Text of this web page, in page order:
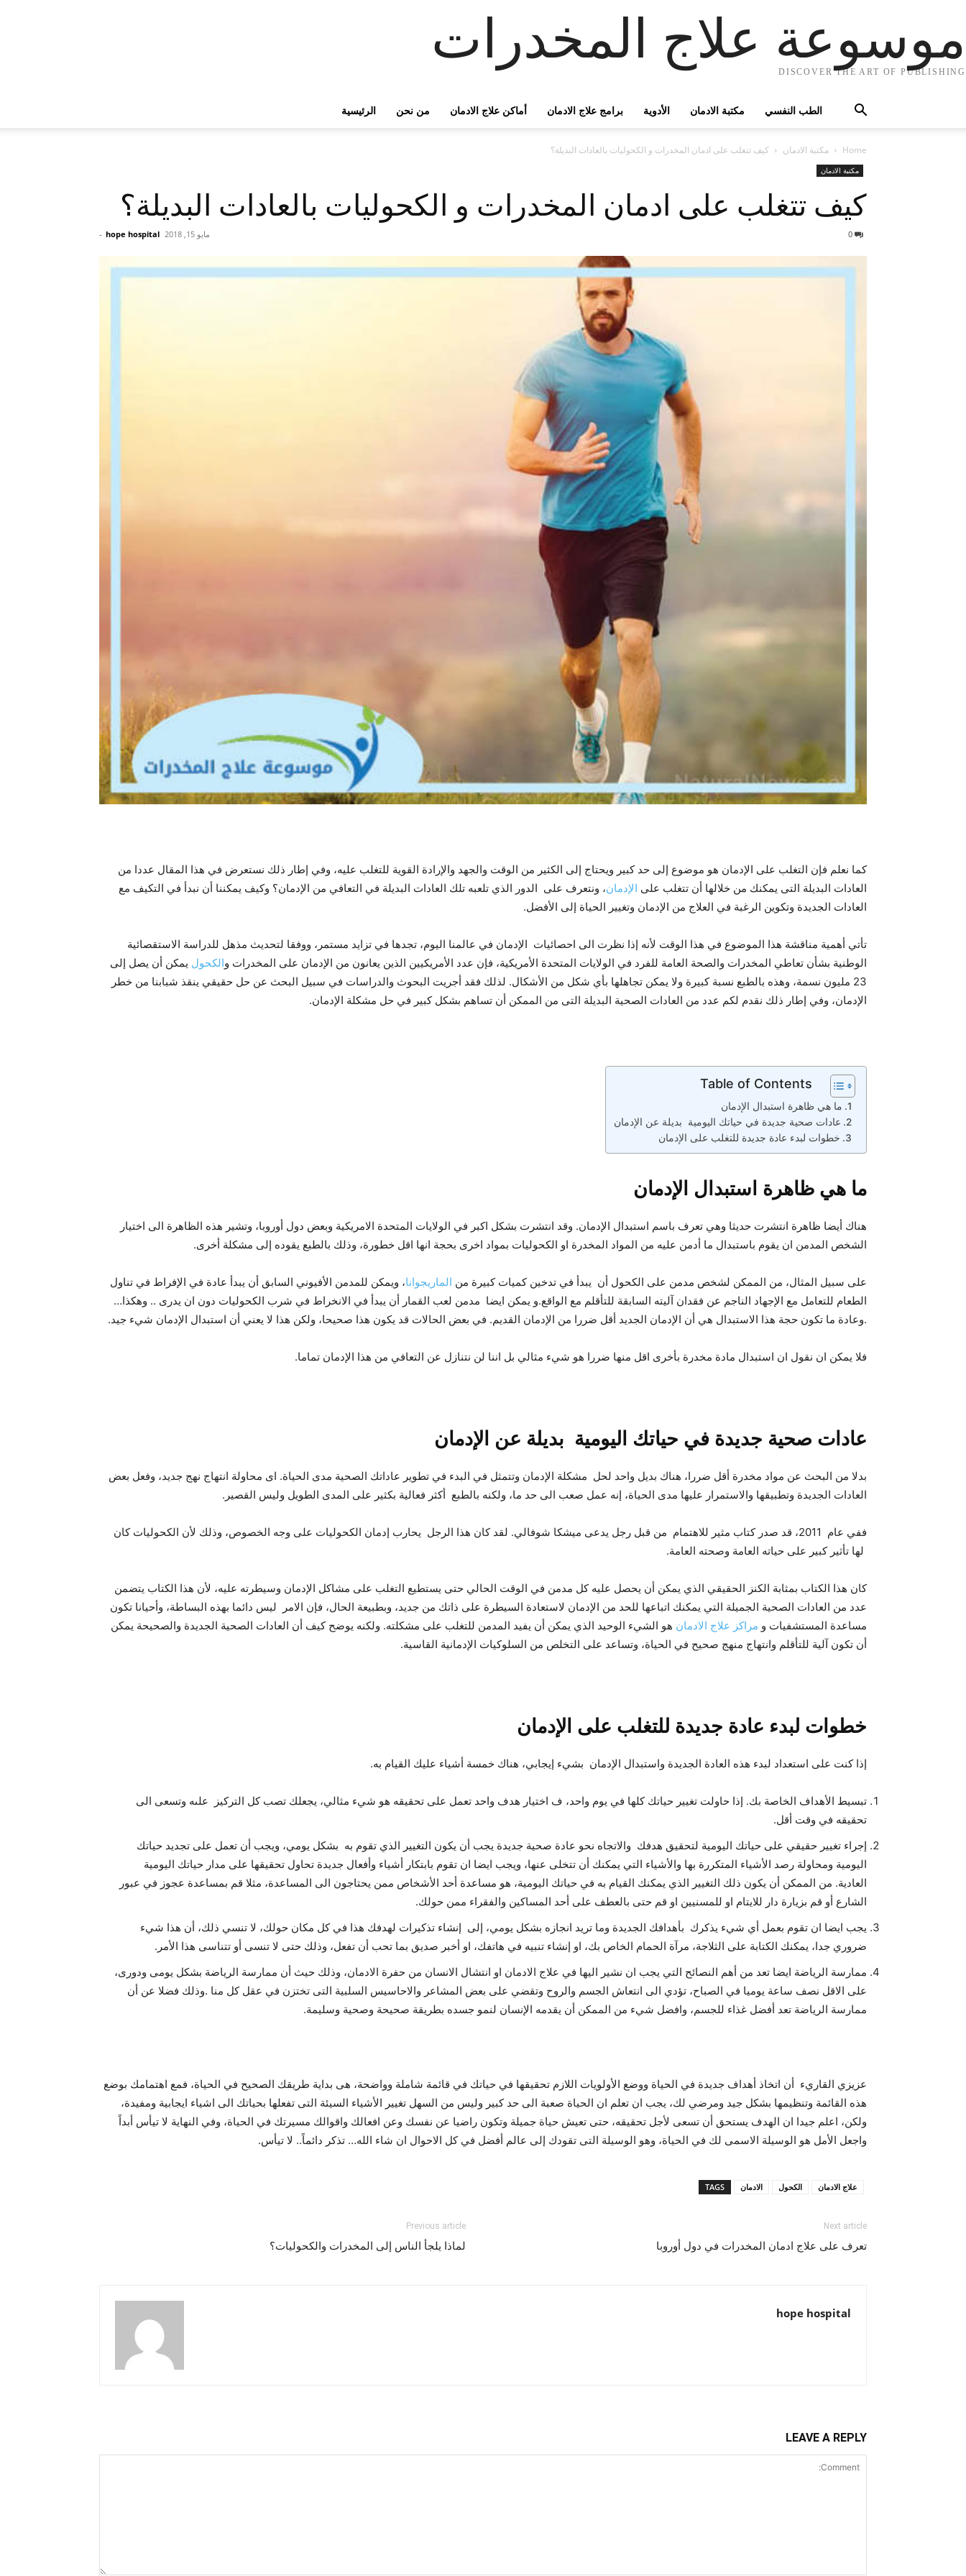
موسوعة علاج المخدرات
DISCOVER THE ART OF PUBLISHING
الرئيسية من نحن أماكن علاج الادمان برامج علاج الادمان الأدوية مكتبة الادمان الطب النفسي
Home مكتبة الادمان كيف تتغلب على ادمان المخدرات و الكحوليات بالعادات البديلة؟
مكتبة الادمان
كيف تتغلب على ادمان المخدرات و الكحوليات بالعادات البديلة؟
hope hospital
- مايو 15, 2018
كما نعلم فإن التغلب على الإدمان هو موضوع إلى حد كبير ويحتاج إلى الكثير من الوقت والجهد والإرادة القوية للتغلب عليه، وفي إطار ذلك نستعرض في هذا المقال عددا من
العادات البديلة التى يمكنك من خلالها أن تتغلب على الإدمان، ونتعرف على الدور الذي تلعبه تلك العادات البديلة في التعافي من الإدمان؟ وكيف يمكننا أن نبدأ في التكيف مع
العادات الجديدة وتكوين الرغبة في العلاج من الإدمان وتغيير الحياة إلى الأفضل.
تأتي أهمية مناقشة هذا الموضوع في هذا الوقت لأنه إذا نظرت الى احصائيات الإدمان في عالمنا اليوم، تجدها في تزايد مستمر، ووفقا لتحديث مذهل للدراسة الاستقصائية
الوطنية بشأن تعاطي المخدرات والصحة العامة للفرد في الولايات المتحدة الأمريكية، فإن عدد الأمريكيين الذين يعانون من الإدمان على المخدرات والكحول يمكن أن يصل إلى
23 مليون نسمة، وهذه بالطبع نسبة كبيرة ولا يمكن تجاهلها بأي شكل من الأشكال. لذلك فقد أجريت البحوث والدراسات في سبيل البحث عن حل حقيقي ينقذ شبابنا من خطر
الإدمان، وفي إطار ذلك نقدم لكم عدد من العادات الصحية البديلة التى من الممكن أن تساهم بشكل كبير في حل مشكلة الإدمان.
Table of Contents
ما هي ظاهرة استبدال الإدمان
عادات صحية جديدة في حياتك اليومية بديلة عن الإدمان
خطوات لبدء عادة جديدة للتغلب على الإدمان
ما هي ظاهرة استبدال الإدمان
هناك أيضا ظاهرة انتشرت حديثا وهي تعرف باسم استبدال الإدمان. وقد انتشرت بشكل اكبر في الولايات المتحدة الامريكية وبعض دول أوروبا، وتشير هذه الظاهرة الى اختيار
الشخص المدمن ان يقوم باستبدال ما أدمن عليه من المواد المخدرة او الكحوليات بمواد اخرى بحجة انها اقل خطورة، وذلك بالطبع يقوده إلى مشكلة أخرى.
على سبيل المثال، من الممكن لشخص مدمن على الكحول أن يبدأ في تدخين كميات كبيرة من الماريجوانا، ويمكن للمدمن الأفيوني السابق أن يبدأ عادة في الإفراط في تناول
الطعام للتعامل مع الإجهاد الناجم عن فقدان آليته السابقة للتأقلم مع الواقع.و يمكن ايضا مدمن لعب القمار أن يبدأ في الانخراط في شرب الكحوليات دون ان يدرى .. وهكذا…
.وعادة ما تكون حجة هذا الاستبدال هي أن الإدمان الجديد أقل ضررا من الإدمان القديم. في بعض الحالات قد يكون هذا صحيحا، ولكن هذا لا يعني أن استبدال الإدمان شيء جيد.
فلا يمكن ان نقول ان استبدال مادة مخدرة بأخرى اقل منها ضررا هو شيء مثالي بل اننا لن نتنازل عن التعافي من هذا الإدمان تماما.
عادات صحية جديدة في حياتك اليومية بديلة عن الإدمان
بدلا من البحث عن مواد مخدرة أقل ضررا، هناك بديل واحد لحل مشكلة الإدمان وتتمثل في البدء في تطوير عاداتك الصحية مدى الحياة. اى محاولة انتهاج نهج جديد، وفعل بعض
العادات الجديدة وتطبيقها والاستمرار عليها مدى الحياة، إنه عمل صعب الى حد ما، ولكنه بالطبع أكثر فعالية بكثير على المدى الطويل وليس القصير.
ففي عام 2011، قد صدر كتاب مثير للاهتمام من قبل رجل يدعى ميشكا شوفالي. لقد كان هذا الرجل يحارب إدمان الكحوليات على وجه الخصوص، وذلك لأن الكحوليات كان
لها تأثير كبير على حياته العامة وصحته العامة.
كان هذا الكتاب بمثابة الكنز الحقيقي الذي يمكن أن يحصل عليه كل مدمن في الوقت الحالي حتى يستطيع التغلب على مشاكل الإدمان وسيطرته عليه، لأن هذا الكتاب يتضمن
عدد من العادات الصحية الجميلة التي يمكنك اتباعها للحد من الإدمان لاستعادة السيطرة على ذاتك من جديد، وبطبيعة الحال، فإن الامر ليس دائما بهذه البساطة، وأحيانا تكون
مساعدة المستشفيات و مراكز علاج الادمان هو الشيء الوحيد الذي يمكن أن يفيد المدمن للتغلب على مشكلته. ولكنه يوضح كيف أن العادات الصحية الجديدة والصحيحة يمكن
أن تكون آلية للتأقلم وانتهاج منهج صحيح في الحياة، وتساعد على التخلص من السلوكيات الإدمانية القاسية.
خطوات لبدء عادة جديدة للتغلب على الإدمان
إذا كنت على استعداد لبدء هذه العادة الجديدة واستبدال الإدمان بشيء إيجابي، هناك خمسة أشياء عليك القيام به.
تبسيط الأهداف الخاصة بك. إذا حاولت تغيير حياتك كلها في يوم واحد، ف اختيار هدف واحد تعمل على تحقيقه هو شيء مثالي، يجعلك تصب كل التركيز علىه وتسعى الى
تحقيقه في وقت أقل.
إجراء تغيير حقيقي على حياتك اليومية لتحقيق هدفك والاتجاه نحو عادة صحية جديدة يجب أن يكون التغيير الذي تقوم به بشكل يومي، ويجب أن تعمل على تجديد حياتك
اليومية ومحاولة رصد الأشياء المتكررة بها والأشياء التي يمكنك أن تتخلى عنها، ويجب ايضا ان تقوم بابتكار أشياء وأفعال جديدة تحاول تحقيقها على مدار حياتك اليومية
العادية. من الممكن أن يكون ذلك التغيير الذي يمكنك القيام به في حياتك اليومية، هو مساعدة أحد الأشخاص ممن يحتاجون الى المساعدة، مثلا قم بمساعدة عجوز في عبور
الشارع أو قم بزيارة دار للايتام او للمسنيين او قم حتى بالعطف على أحد المساكين والفقراء ممن حولك.
يجب ايضا ان تقوم بعمل أي شيء يذكرك بأهدافك الجديدة وما تريد انجازه بشكل يومي، إلى إنشاء تذكيرات لهدفك هذا في كل مكان حولك، لا تنسي ذلك، أن هذا شيء
ضروري جدا، يمكنك الكتابة على الثلاجة، مرآة الحمام الخاص بك، او إنشاء تنبيه في هاتفك، او أخبر صديق بما تحب أن تفعل، وذلك حتى لا تنسى أو تتناسى هذا الأمر.
ممارسة الرياضة ايضا تعد من أهم النصائح التي يجب ان نشير اليها في علاج الادمان او انتشال الانسان من حفرة الادمان، وذلك حيث أن ممارسة الرياضة بشكل يومى ودورى،
على الاقل نصف ساعة يوميا في الصباح، تؤدي الى انتعاش الجسم والروح وتقضي على بعض المشاعر والاحاسيس السلبية التى تختزن في عقل كل منا .وذلك فضلا عن أن
ممارسة الرياضة تعد أفضل غذاء للجسم، وافضل شيء من الممكن أن يقدمه الإنسان لنمو جسده بطريقة صحيحة وصحية وسليمة.
عزيزي القاريء أن اتخاذ أهداف جديدة في الحياة ووضع الأولويات اللازم تحقيقها في حياتك في قائمة شاملة وواضحة، هى بداية طريقك الصحيح في الحياة، فمع اهتمامك بوضع
هذه القائمة وتنظيمها بشكل جيد ومرضي لك، يجب ان تعلم ان الحياة صعبة الى حد كبير وليس من السهل تغيير الأشياء السيئة التى تفعلها بحياتك الى اشياء ايجابية ومفيدة،
ولكن، اعلم جيدا ان الهدف يستحق أن تسعى لأجل تحقيقه، حتى تعيش حياة جميلة وتكون راضيا عن نفسك وعن افعالك واقوالك مسيرتك في الحياة، وفي النهاية لا تيأس أبداً
واجعل الأمل هو الوسيلة الاسمى لك في الحياة، وهو الوسيلة التى تقودك إلى عالم أفضل في كل الاحوال ان شاء الله… تذكر دائماً.. لا تيأس.
TAGS الادمان الكحول علاج الادمان
Previous article
لماذا يلجأ الناس إلى المخدرات والكحوليات؟
Next article
تعرف على علاج ادمان المخدرات في دول أوروبا
hope hospital
LEAVE A REPLY